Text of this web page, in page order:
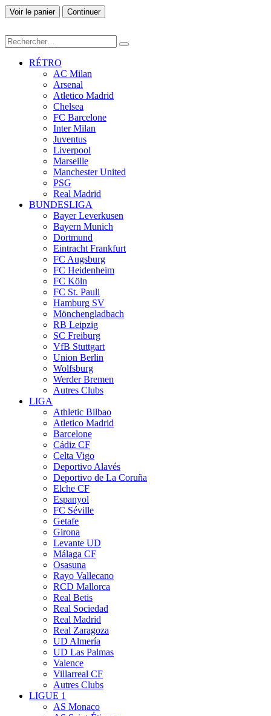
Voir le panier Continuer
RÉTRO
AC Milan
Arsenal
Atletico Madrid
Chelsea
FC Barcelone
Inter Milan
Juventus
Liverpool
Marseille
Manchester United
PSG
Real Madrid
BUNDESLIGA
Bayer Leverkusen
Bayern Munich
Dortmund
Eintracht Frankfurt
FC Augsburg
FC Heidenheim
FC Köln
FC St. Pauli
Hamburg SV
Mönchengladbach
RB Leipzig
SC Freiburg
VfB Stuttgart
Union Berlin
Wolfsburg
Werder Bremen
Autres Clubs
LIGA
Athletic Bilbao
Atletico Madrid
Barcelone
Cádiz CF
Celta Vigo
Deportivo Alavés
Deportivo de La Coruña
Elche CF
Espanyol
FC Séville
Getafe
Girona
Levante UD
Málaga CF
Osasuna
Rayo Vallecano
RCD Mallorca
Real Betis
Real Sociedad
Real Madrid
Real Zaragoza
UD Almería
UD Las Palmas
Valence
Villarreal CF
Autres Clubs
LIGUE 1
AS Monaco